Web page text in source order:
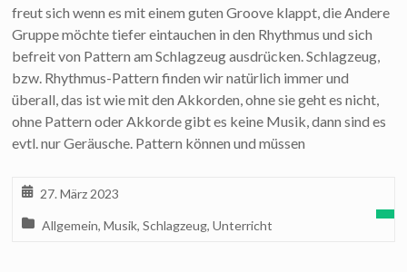
freut sich wenn es mit einem guten Groove klappt, die Andere
Gruppe möchte tiefer eintauchen in den Rhythmus und sich
befreit von Pattern am Schlagzeug ausdrücken. Schlagzeug,
bzw. Rhythmus-Pattern finden wir natürlich immer und
überall, das ist wie mit den Akkorden, ohne sie geht es nicht,
ohne Pattern oder Akkorde gibt es keine Musik, dann sind es
evtl. nur Geräusche. Pattern können und müssen
27. März 2023
Allgemein,Musik,Schlagzeug,Unterricht